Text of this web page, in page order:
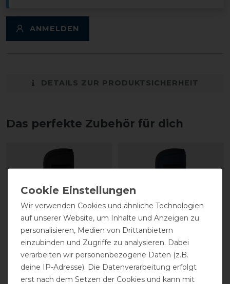
ANMELDEN
DETAILS ZUR PRODUKTSICHERHEIT
Das perfekte Zubehör für dich
Waldhausen
Sehnenschoner Basic
Waldhausen
Sehnenschoner Basic
Wir verwenden Cookies und ähnliche Technologien
auf unserer Website, um Inhalte und Anzeigen zu
personalisieren, Medien von Drittanbietern
einzubinden und Zugriffe zu analysieren. Dabei
verarbeiten wir personenbezogene Daten (z.B.
deine IP-Adresse). Die Datenverarbeitung erfolgt
erst nach dem Setzen der Cookies und kann mit